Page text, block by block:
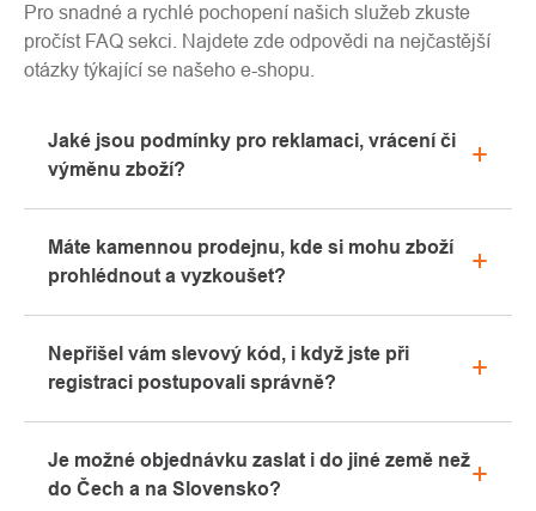
Pro snadné a rychlé pochopení našich služeb zkuste
pročíst FAQ sekci. Najdete zde odpovědi na nejčastější
otázky týkající se našeho e-shopu.
Jaké jsou podmínky pro reklamaci, vrácení či
výměnu zboží?
v sekci "Vše o nákupu" nebo nás kontaktujte
emailem či telefonicky.
Máte kamennou prodejnu, kde si mohu zboží
prohlédnout a vyzkoušet?
Rádi vám zde poradíme s výběrem vhodného
vybavení, které si můžete vyzkoušet přímo v našem
showroomu.
Nepřišel vám slevový kód, i když jste při
registraci postupovali správně?
záložku „hromadné“ nebo „SPAM“, velice často zde
email s kódem končí. Pokud jste i přesto svůj
Je možné objednávku zaslat i do jiné země než
do Čech a na Slovensko?